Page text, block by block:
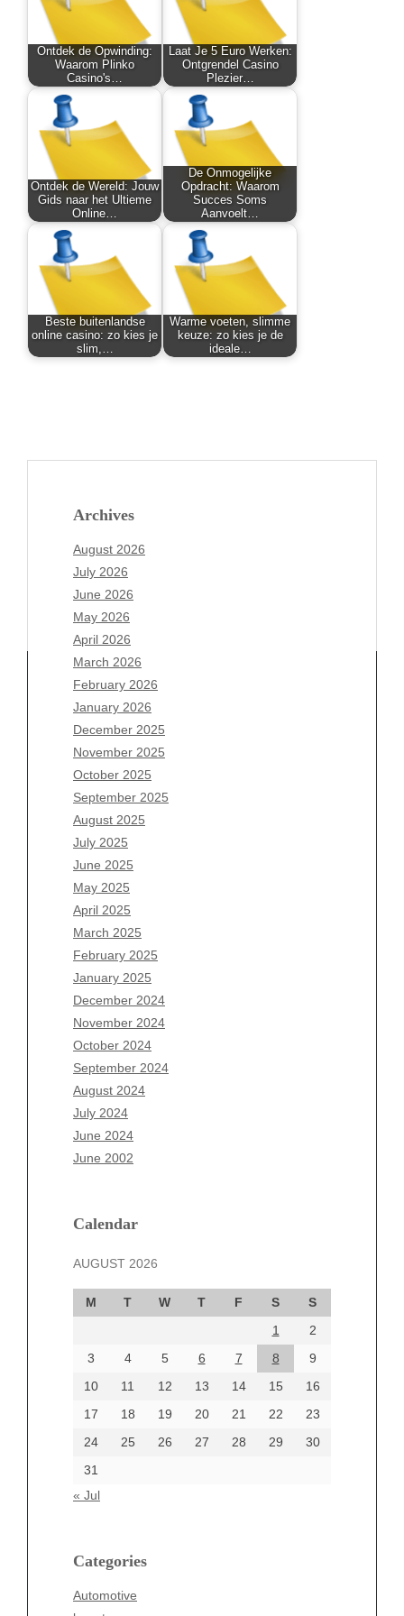
Ontdek de Opwinding:
Waarom Plinko
Casino's…
Laat Je 5 Euro Werken:
Ontgrendel Casino
Plezier…
Ontdek de Wereld: Jouw
Gids naar het Ultieme
Online…
De Onmogelijke
Opdracht: Waarom
Succes Soms
Aanvoelt…
Beste buitenlandse
online casino: zo kies je
slim,…
Warme voeten, slimme
keuze: zo kies je de
ideale…
Archives
August 2026
July 2026
June 2026
May 2026
April 2026
March 2026
February 2026
January 2026
December 2025
November 2025
October 2025
September 2025
August 2025
July 2025
June 2025
May 2025
April 2025
March 2025
February 2025
January 2025
December 2024
November 2024
October 2024
September 2024
August 2024
July 2024
June 2024
June 2002
Calendar
AUGUST 2026
M T W T F S
S
1
2
3
4 5 6 7 8
9
10
11 12 13 14 15
16
17
18 19 20 21 22
23
24
25 26 27 28 29
30
31
« Jul
Categories
Automotive
Archives
August 2026
July 2026
June 2026
May 2026
April 2026
March 2026
February 2026
January 2026
December 2025
November 2025
October 2025
September 2025
August 2025
July 2025
June 2025
May 2025
April 2025
March 2025
December 2024
October 2024
September 2024
August 2024
June 2024
Categories
beauty
Business